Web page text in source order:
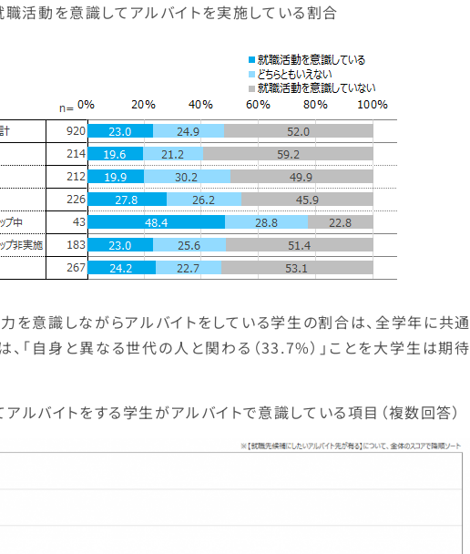
職活動を意識してアルバイトを実施している割合
力を意識しながらアルバイトをしている学生の割合は、全学年に共通
、「自身と異なる世代の人と関わる（33.7%）」ことを大学生は期待
ルバイトをする学生がアルバイトで意識している項目（複数回答）